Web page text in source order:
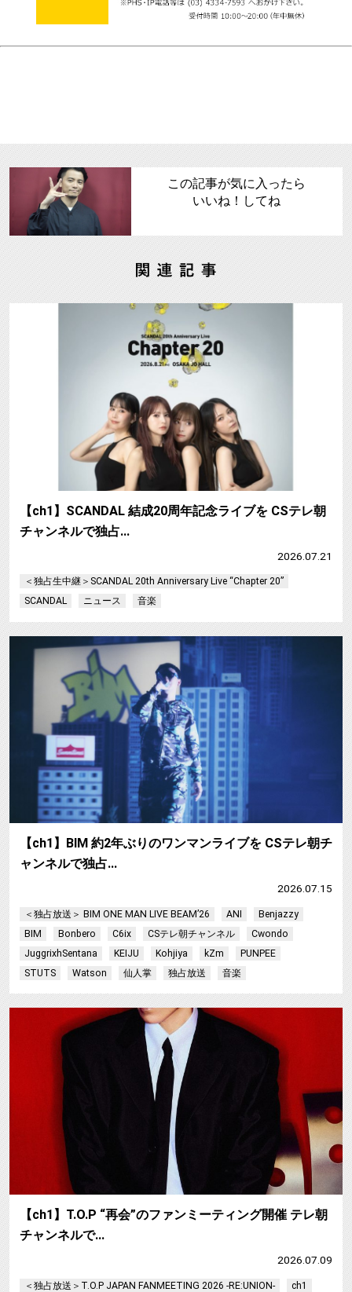
この記事が気に入ったら
いいね！してね
【ch1】SCANDAL 結成20周年記念ライブを CSテレ朝
チャンネルで独占…
2026.07.21
＜独占生中継＞SCANDAL 20th Anniversary Live “Chapter 20”
SCANDAL
ニュース 音楽
【ch1】BIM 約2年ぶりのワンマンライブを CSテレ朝チ
ャンネルで独占…
2026.07.15
＜独占放送＞ BIM ONE MAN LIVE BEAM’26 ANI
Benjazzy
BIM
Bonbero C6ix CSテレ朝チャンネル
Cwondo
JuggrixhSentana
KEIJU Kohjiya kZm
PUNPEE
STUTS
Watson 仙人掌 独占放送 音楽
【ch1】T.O.P “再会”のファンミーティング開催 テレ朝
チャンネルで…
2026.07.09
＜独占放送＞T.O.P JAPAN FANMEETING 2026 -RE:UNION-
ch1